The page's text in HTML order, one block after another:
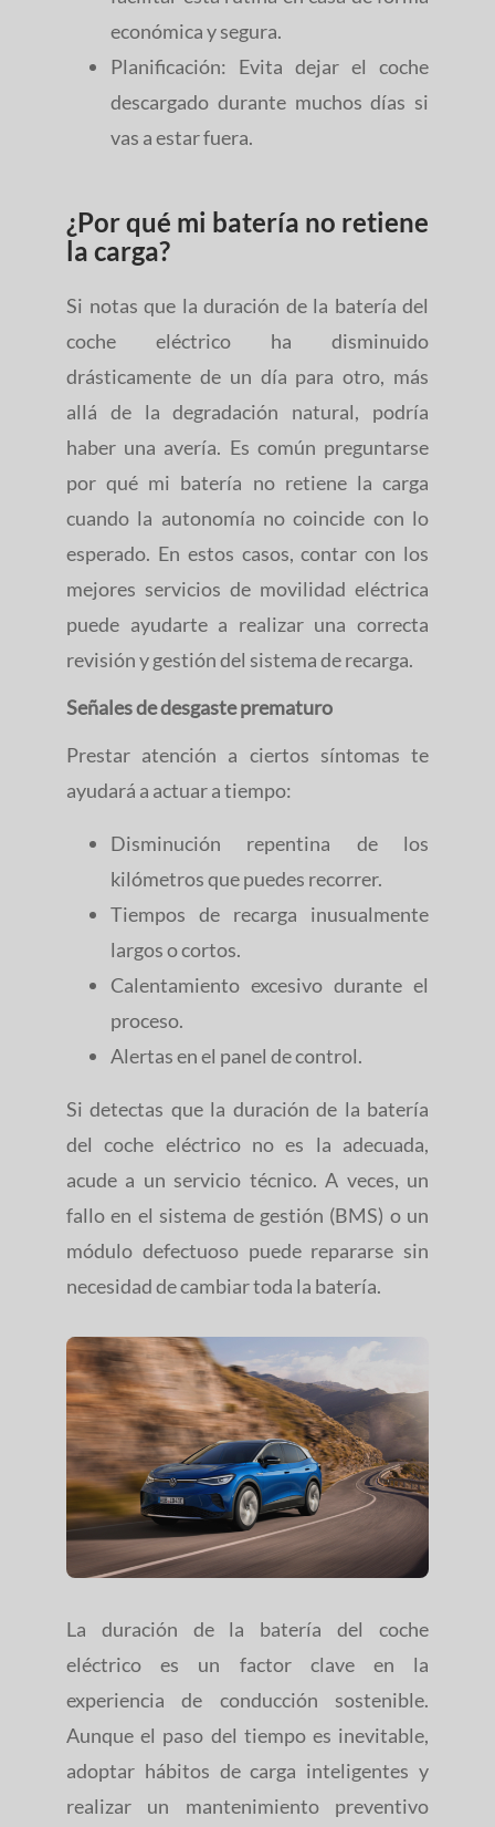
económica y segura.
Planificación: Evita dejar el coche
descargado durante muchos días si
vas a estar fuera.
¿Por qué mi batería no retiene
la carga?
Si notas que la duración de la batería del
coche eléctrico ha disminuido
drásticamente de un día para otro, más
allá de la degradación natural, podría
haber una avería. Es común preguntarse
por qué mi batería no retiene la carga
cuando la autonomía no coincide con lo
esperado. En estos casos, contar con los
mejores servicios de movilidad eléctrica
puede ayudarte a realizar una correcta
revisión y gestión del sistema de recarga.
Señales de desgaste prematuro
Prestar atención a ciertos síntomas te
ayudará a actuar a tiempo:
Disminución repentina de los
kilómetros que puedes recorrer.
Tiempos de recarga inusualmente
largos o cortos.
Calentamiento excesivo durante el
proceso.
Alertas en el panel de control.
Si detectas que la duración de la batería
del coche eléctrico no es la adecuada,
acude a un servicio técnico. A veces, un
fallo en el sistema de gestión (BMS) o un
módulo defectuoso puede repararse sin
necesidad de cambiar toda la batería.
La duración de la batería del coche
eléctrico es un factor clave en la
experiencia de conducción sostenible.
Aunque el paso del tiempo es inevitable,
adoptar hábitos de carga inteligentes y
realizar un mantenimiento preventivo